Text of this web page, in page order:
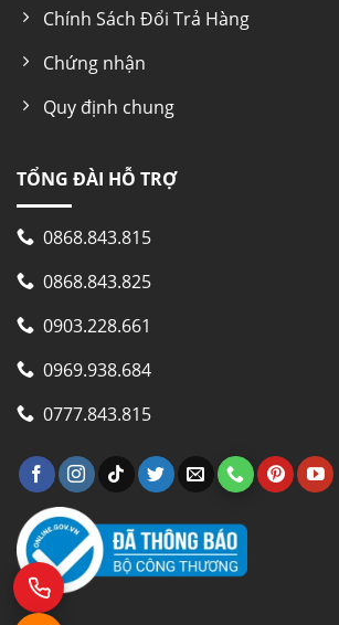
Chính Sách Đổi Trả Hàng
Chứng nhận
Quy định chung
TỔNG ĐÀI HỖ TRỢ
0868.843.815
0868.843.825
0903.228.661
0969.938.684
0777.843.815